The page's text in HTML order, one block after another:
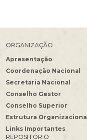
ORGANIZAÇÃO
Apresentação
Coordenação Nacional
Secretaria Nacional
Conselho Gestor
Conselho Superior
Estrutura Organizacional
Links Importantes
REPOSITÓRIO